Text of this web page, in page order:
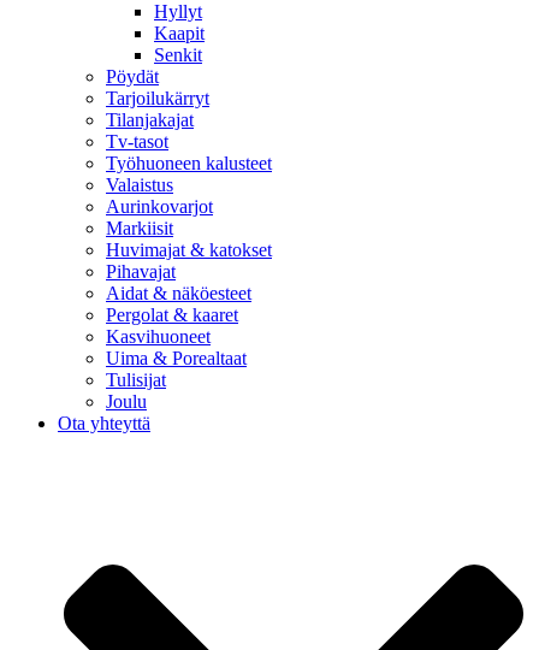
Hyllyt
Kaapit
Senkit
Pöydät
Tarjoilukärryt
Tilanjakajat
Tv-tasot
Työhuoneen kalusteet
Valaistus
Aurinkovarjot
Markiisit
Huvimajat & katokset
Pihavajat
Aidat & näköesteet
Pergolat & kaaret
Kasvihuoneet
Uima & Porealtaat
Tulisijat
Joulu
Ota yhteyttä